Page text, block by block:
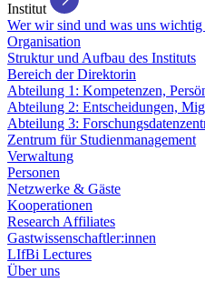
Institut
Wer wir sind und was uns wichtig
Organisation
Struktur und Aufbau des Instituts
Bereich der Direktorin
Abteilung 1: Kompetenzen,
Abteilung 2: Entscheidungen,
Abteilung 3:
Zentrum für Studienmanagement
Verwaltung
Personen
Netzwerke & Gäste
Kooperationen
Research Affiliates
Gastwissenschaftler:innen
LIfBi Lectures
Über uns